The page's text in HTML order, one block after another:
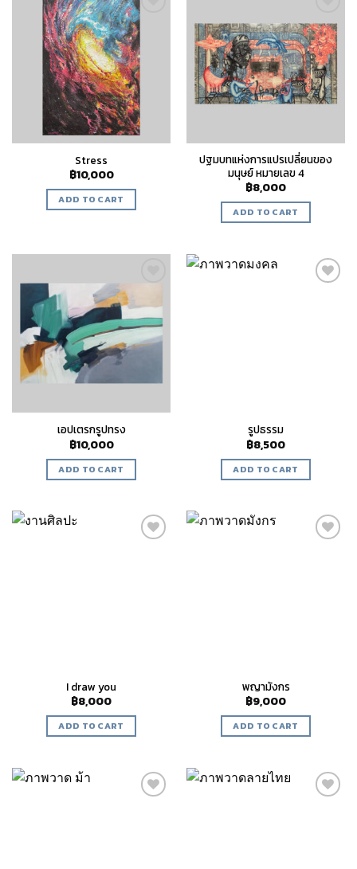
Add to
wishlist
Stress
฿10,000
ADD TO CART
Add to
wishlist
ปฐมบทแห่งการแปรเปลี่ยนของ
มนุษย์ หมายเลข 4
฿8,000
ADD TO CART
wishlist
เอปเตรกรูปทรง
฿10,000
ADD TO CART
รูปธรรม​
฿8,500
ADD TO CART
I draw you
฿8,000
ADD TO CART
พญามังกร
฿9,000
ADD TO CART